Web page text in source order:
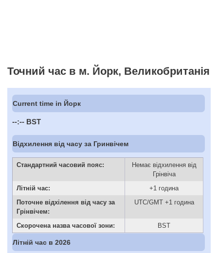
Точний час в м. Йорк, Великобританія
Current time in Йорк
--:-- BST
Відхилення від часу за Гринвічем
Стандартний часовий пояс:
Немає відхилення від
Грінвіча
Літній час:
+1 година
Поточне відхілення від часу за
Грінвічем:
UTC/GMT +1 година
Скорочена назва часової зони: BST
Літній час в 2026